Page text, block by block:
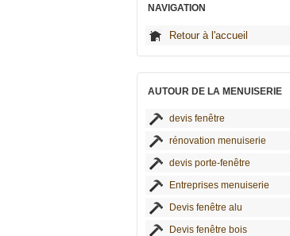
NAVIGATION
Retour à l'accueil
AUTOUR DE LA MENUISERIE
devis fenêtre
rénovation menuiserie
devis porte-fenêtre
Entreprises menuiserie
Devis fenêtre alu
Devis fenêtre bois